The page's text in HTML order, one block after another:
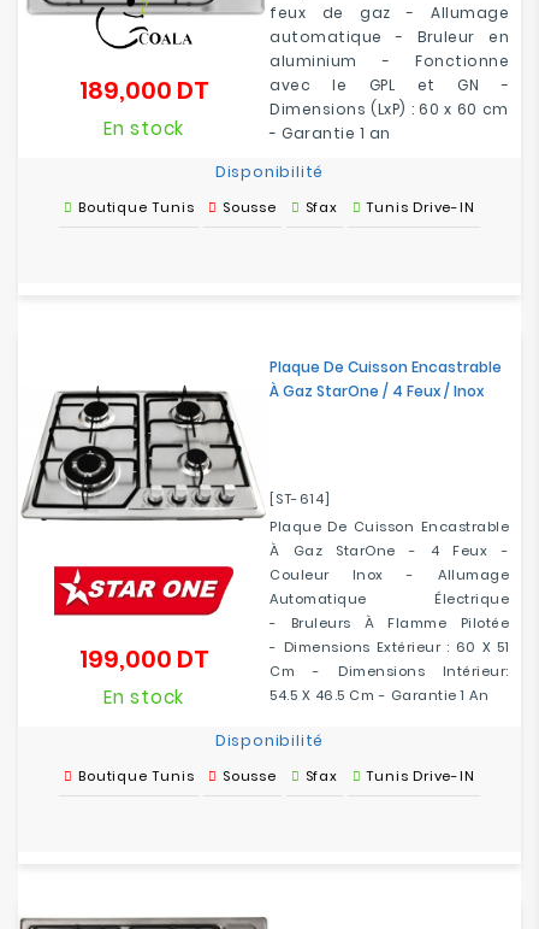
feux de gaz - Allumage
automatique - Bruleur en
aluminium - Fonctionne
avec le GPL et GN -
Dimensions (LxP) : 60 x 60 cm
- Garantie 1 an
189,000 DTPrix
En stock
Disponibilité
Boutique Tunis Sousse Sfax Tunis Drive-IN
Plaque De Cuisson Encastrable
À Gaz StarOne / 4 Feux / Inox
[ST-614]
Plaque De Cuisson Encastrable
À Gaz StarOne - 4 Feux -
Couleur Inox - Allumage
Automatique Électrique
- Bruleurs À Flamme Pilotée
- Dimensions Extérieur : 60 X 51
Cm - Dimensions Intérieur:
54.5 X 46.5 Cm - Garantie 1 An
199,000 DTPrix
En stock
Disponibilité
Boutique Tunis Sousse Sfax Tunis Drive-IN